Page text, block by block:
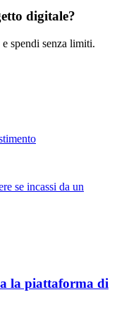
digitale?
spendi senza limiti.
se incassi da un
la piattaforma di